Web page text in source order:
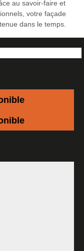
au savoir-faire et
votre façade
dans le temps.